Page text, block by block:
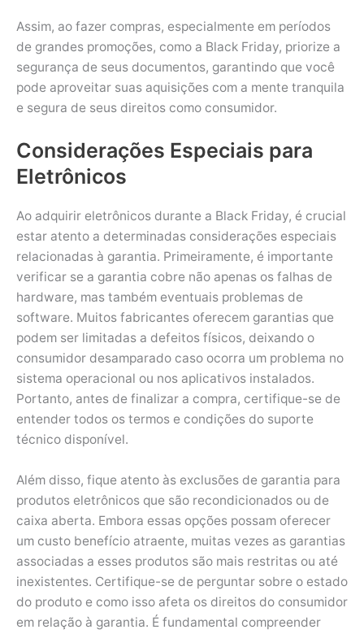
Assim, ao fazer compras, especialmente em períodos
de grandes promoções, como a Black Friday, priorize a
segurança de seus documentos, garantindo que você
pode aproveitar suas aquisições com a mente tranquila
e segura de seus direitos como consumidor.
Considerações Especiais para
Eletrônicos
Ao adquirir eletrônicos durante a Black Friday, é crucial
estar atento a determinadas considerações especiais
relacionadas à garantia. Primeiramente, é importante
verificar se a garantia cobre não apenas os falhas de
hardware, mas também eventuais problemas de
software. Muitos fabricantes oferecem garantias que
podem ser limitadas a defeitos físicos, deixando o
consumidor desamparado caso ocorra um problema no
sistema operacional ou nos aplicativos instalados.
Portanto, antes de finalizar a compra, certifique-se de
entender todos os termos e condições do suporte
técnico disponível.
Além disso, fique atento às exclusões de garantia para
produtos eletrônicos que são recondicionados ou de
caixa aberta. Embora essas opções possam oferecer
um custo benefício atraente, muitas vezes as garantias
associadas a esses produtos são mais restritas ou até
inexistentes. Certifique-se de perguntar sobre o estado
do produto e como isso afeta os direitos do consumidor
em relação à garantia. É fundamental compreender